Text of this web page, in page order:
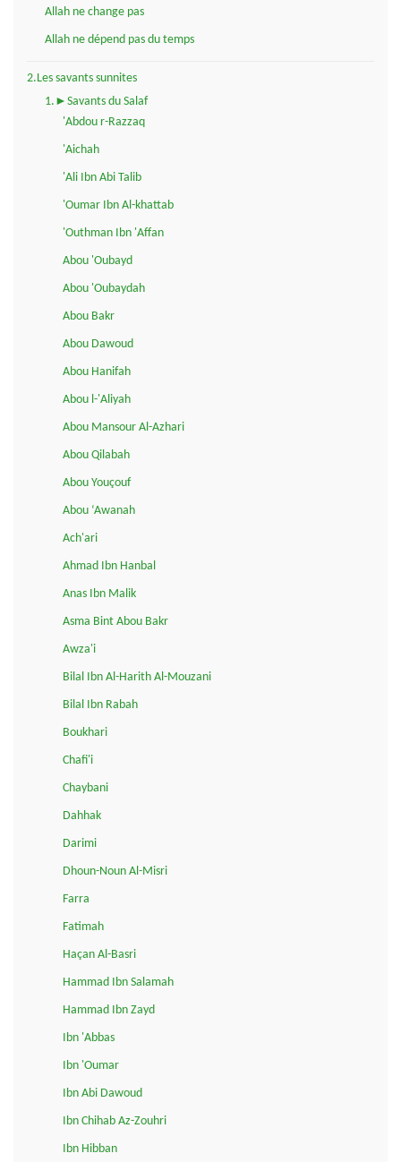
Allah ne change pas
Allah ne dépend pas du temps
2.Les savants sunnites
1.►Savants du Salaf
'Abdou r-Razzaq
'Aichah
'Ali Ibn Abi Talib
'Oumar Ibn Al-khattab
'Outhman Ibn 'Affan
Abou 'Oubayd
Abou 'Oubaydah
Abou Bakr
Abou Dawoud
Abou Hanifah
Abou l-'Aliyah
Abou Mansour Al-Azhari
Abou Qilabah
Abou Youçouf
Abou ‘Awanah
Ach'ari
Ahmad Ibn Hanbal
Anas Ibn Malik
Asma Bint Abou Bakr
Awza'i
Bilal Ibn Al-Harith Al-Mouzani
Bilal Ibn Rabah
Boukhari
Chafi'i
Chaybani
Dahhak
Darimi
Dhoun-Noun Al-Misri
Farra
Fatimah
Haçan Al-Basri
Hammad Ibn Salamah
Hammad Ibn Zayd
Ibn 'Abbas
Ibn 'Oumar
Ibn Abi Dawoud
Ibn Chihab Az-Zouhri
Ibn Hibban